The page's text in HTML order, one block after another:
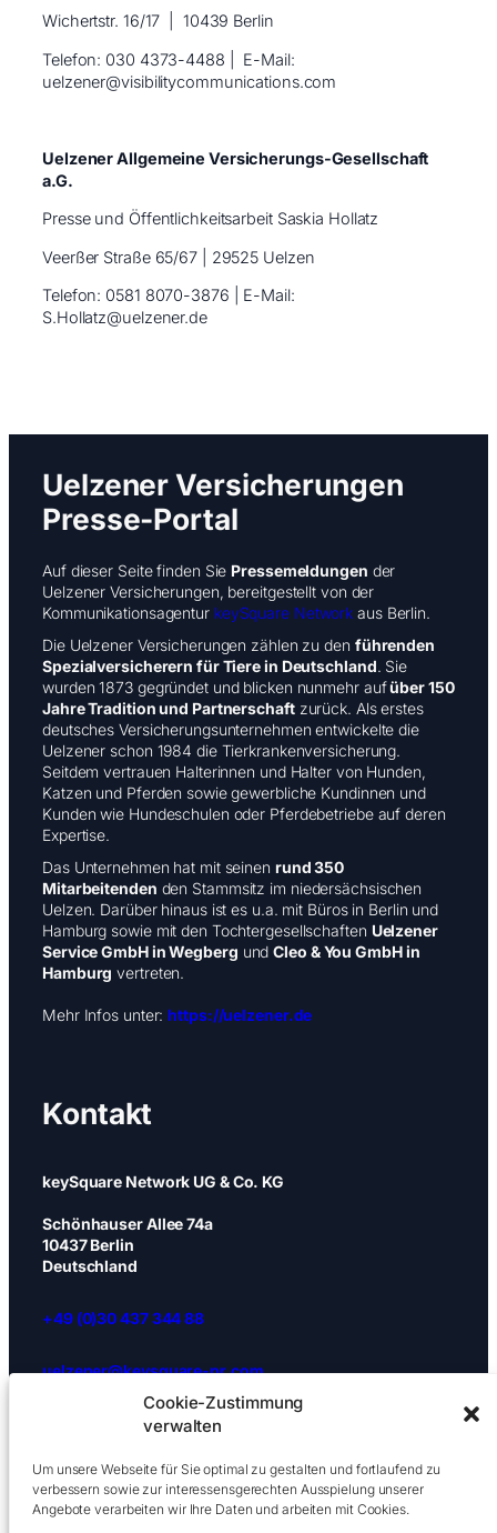
Cookie-Zustimmung
verwalten
Um unsere Webseite für Sie optimal zu gestalten und fortlaufend zu
verbessern sowie zur interessensgerechten Ausspielung unserer
Angebote verarbeiten wir Ihre Daten und arbeiten mit Cookies.
Wichertstr. 16/17 ​ | ​ 10439 Berlin
Telefon: 030 4373-4488 | ​ E-Mail:
uelzener@visibilitycommunications.com
Uelzener Allgemeine Versicherungs-Gesellschaft
a.G.
Presse und Öffentlichkeitsarbeit Saskia Hollatz
Veerßer Straße 65/67 | 29525 Uelzen
Telefon: 0581 8070-3876 | E-Mail:
S.Hollatz@uelzener.de
Uelzener Versicherungen
Presse-Portal
Auf dieser Seite finden Sie Pressemeldungen der
Uelzener Versicherungen, bereitgestellt von der
Kommunikationsagentur keySquare Network aus Berlin.
Die Uelzener Versicherungen zählen zu den führenden
Spezialversicherern für Tiere in Deutschland. Sie
wurden 1873 gegründet und blicken nunmehr aufüber 150
Jahre Tradition und Partnerschaftzurück. Als erstes
deutsches Versicherungsunternehmen entwickelte die
Uelzener schon 1984 die Tierkrankenversicherung.
Seitdem vertrauen Halterinnen und Halter von Hunden,
Katzen und Pferden sowie gewerbliche Kundinnen und
Kunden wie Hundeschulen oder Pferdebetriebe auf deren
Expertise.
Das Unternehmen hat mit seinen rund 350
Mitarbeitenden den Stammsitz im niedersächsischen
Uelzen. Darüber hinaus ist es u.a. mit Büros in Berlin und
Hamburg sowie mit den Tochtergesellschaften Uelzener
Service GmbH in Wegberg undCleo & You GmbH in
Hamburg vertreten.
Mehr Infos unter:https://uelzener.de
Kontakt
keySquare Network UG & Co. KG
Schönhauser Allee 74a
10437 Berlin
Deutschland
+49 (0)30 437 344 88
uelzener@keysquare-pr.com
Datenschutz|Cookies